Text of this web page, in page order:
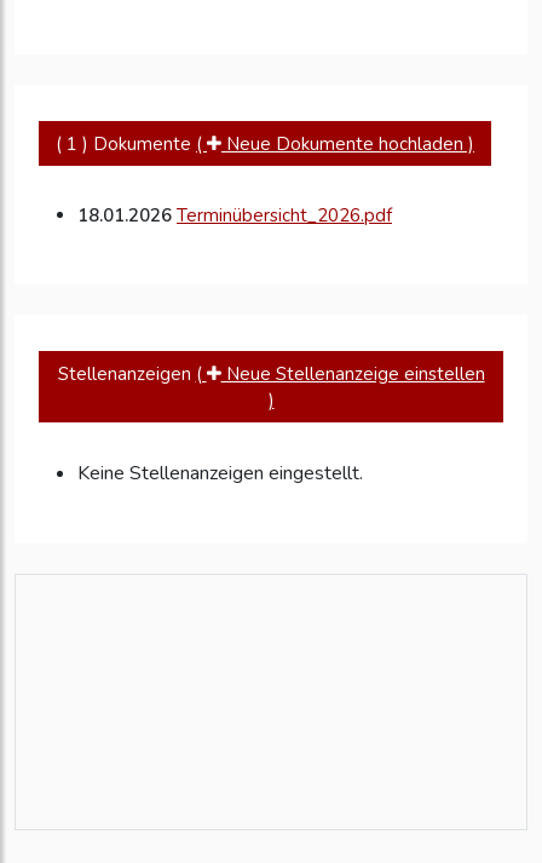
( 1 ) Dokumente ( Neue Dokumente hochladen )
18.01.2026 Terminübersicht_2026.pdf
Stellenanzeigen (
Neue Stellenanzeige einstellen
)
Keine Stellenanzeigen eingestellt.